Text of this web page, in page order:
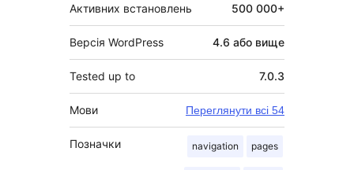
Активних встановлень 500 000+
Версія WordPress 4.6 або вище
Tested up to 7.0.3
Мови Переглянути всі 54
Позначки navigation pages